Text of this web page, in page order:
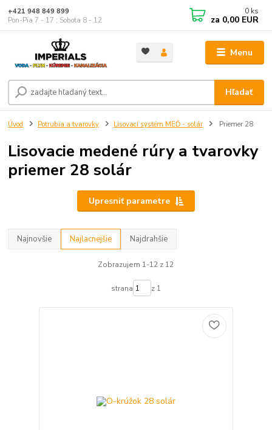
Menu
Hľadať
+421 948 849 899
Pon-Pia 7 - 17 ; Sobota 8 - 12
0 ks
za 0,00 EUR
Úvod Potrubia a tvarovky Lisovací systém MEĎ - solár Priemer 28
Lisovacie medené rúry a tvarovky
priemer 28 solár
Upresniť parametre
Najnovšie Najlacnejšie Najdrahšie
Zobrazujem 1-12 z 12
strana z 1